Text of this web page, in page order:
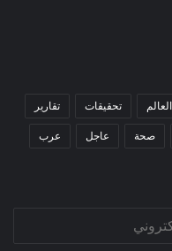
العالم تحقيقات تقارير
صحة عاجل عرب